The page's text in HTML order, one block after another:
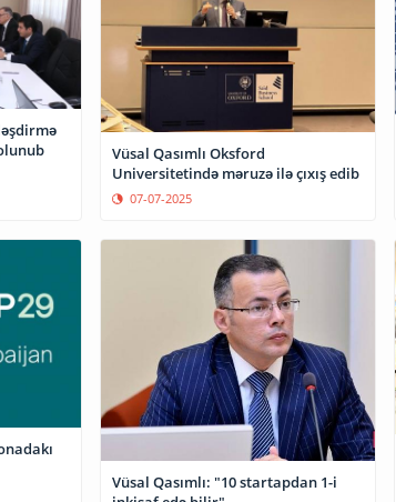
Vüsal Qasımlı Oksford
Universitetində məruzə ilə çıxış edib
07-07-2025
Vüsal Qasımlı: "10 startapdan 1-i